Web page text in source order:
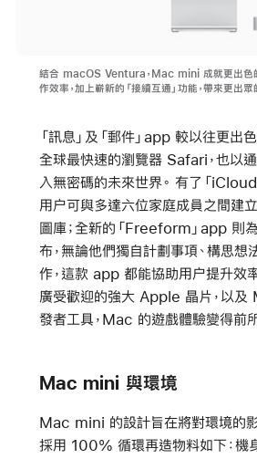
結合 macOS Ventura，Mac mini 成就更出色
作效率，加上嶄新的「接續互通」功能，帶來更出
「訊息」及「郵件」app 較以往更出
全球最快速的瀏覽器 Safari，也以
入無密碼的未來世界。 有了「iCloud
用户可與多達六位家庭成員之間建
圖庫；全新的「Freeform」app 則
布，無論他們獨自計劃事項、構思想
作，這款 app 都能協助用户提升效
廣受歡迎的強大 Apple 晶片，以
發者工具，Mac 的遊戲體驗變得前
Mac mini 與環境
Mac mini 的設計旨在將對環境的
採用 100% 循環再造物料如下：機